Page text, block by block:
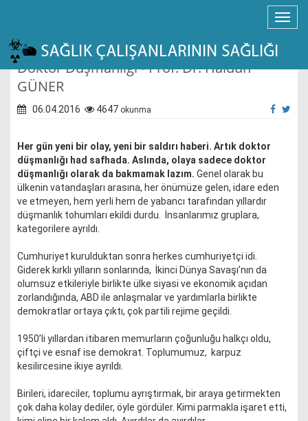
Doktor Düşmanlığı - Prof. Dr. Haldun
GÜNER
06.04.2016 4647 okunma
Her gün yeni bir olay, yeni bir saldırı haberi. Artık doktor
düşmanlığı had safhada. Aslında, olaya sadece doktor
düşmanlığı olarak da bakmamak lazım. Genel olarak bu
ülkenin vatandaşları arasına, her önümüze gelen, idare eden
ve etmeyen, hem yerli hem de yabancı tarafından yıllardır
düşmanlık tohumları ekildi durdu. İnsanlarımız gruplara,
kategorilere ayrıldı.
Cumhuriyet kurulduktan sonra herkes cumhuriyetçi idi.
Giderek kırklı yılların sonlarında, İkinci Dünya Savaşı’nın da
olumsuz etkileriyle birlikte ülke siyasi ve ekonomik açıdan
zorlandığında, ABD ile anlaşmalar ve yardımlarla birlikte
demokratlar ortaya çıktı, çok partili rejime geçildi.
1950’li yıllardan itibaren memurların çoğunluğu halkçı oldu,
çiftçi ve esnaf ise demokrat. Toplumumuz, karpuz
kesilircesine ikiye ayrıldı.
Birileri, idareciler, toplumu ayrıştırmak, bir araya getirmekten
çok daha kolay dediler, öyle gördüler. Kimi parmakla işaret etti,